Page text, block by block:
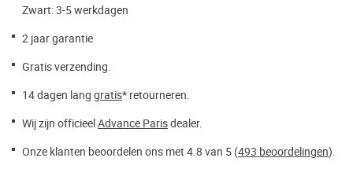
Zwart: 3-5 werkdagen
2 jaar garantie
Gratis verzending.
14 dagen lang gratis* retourneren.
Wij zijn officieelAdvance Parisdealer.
Onze klanten beoordelen ons met 4.8 van 5 (493 beoordelingen).